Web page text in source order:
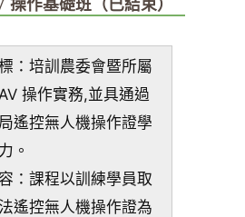
：培訓農委會暨所屬
操作實務,並具通過
遙控無人機操作證學
。
：課程以訓練學員取
遙控無人機操作證為